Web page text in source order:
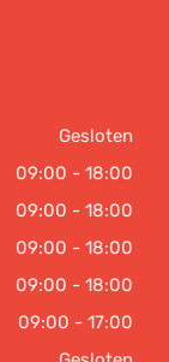
Gesloten
09:00 - 18:00
09:00 - 18:00
09:00 - 18:00
09:00 - 18:00
09:00 - 17:00